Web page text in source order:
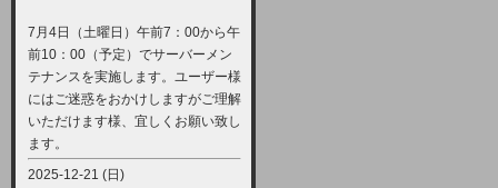
7月4日（土曜日）午前7：00から午
前10：00（予定）でサーバーメン
テナンスを実施します。ユーザー様
にはご迷惑をおかけしますがご理解
いただけます様、宜しくお願い致し
ます。
2025-12-21 (日)